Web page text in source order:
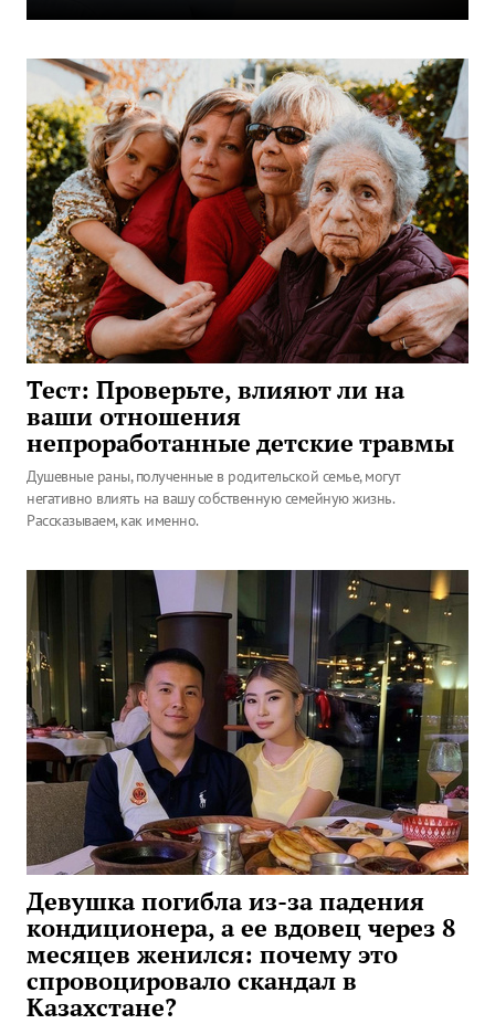
Тест: Проверьте, влияют ли на
ваши отношения
непроработанные детские травмы
Душевные раны, полученные в родительской семье, могут
негативно влиять на вашу собственную семейную жизнь.
Рассказываем, как именно.
Девушка погибла из-за падения
кондиционера, а ее вдовец через 8
месяцев женился: почему это
спровоцировало скандал в
Казахстане?